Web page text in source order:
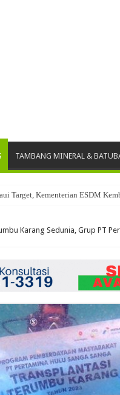
TAMBANG MINERAL &
Target, Kementerian ESDM
Karang Sedunia, Grup PT